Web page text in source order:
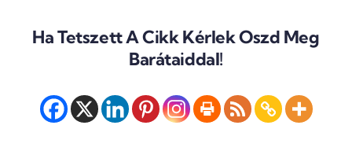
Ha Tetszett A Cikk Kérlek Oszd Meg
Barátaiddal!